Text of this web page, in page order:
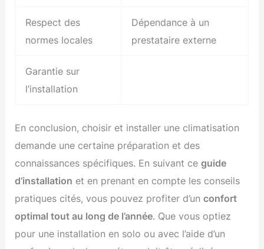
Respect des
normes locales
Dépendance à un
prestataire externe
Garantie sur
l’installation
En conclusion, choisir et installer une climatisation
demande une certaine préparation et des
connaissances spécifiques. En suivant ceguide
d’installation et en prenant en compte les conseils
pratiques cités, vous pouvez profiter d’unconfort
optimal tout au long de l’année. Que vous optiez
pour une installation en solo ou avec l’aide d’un